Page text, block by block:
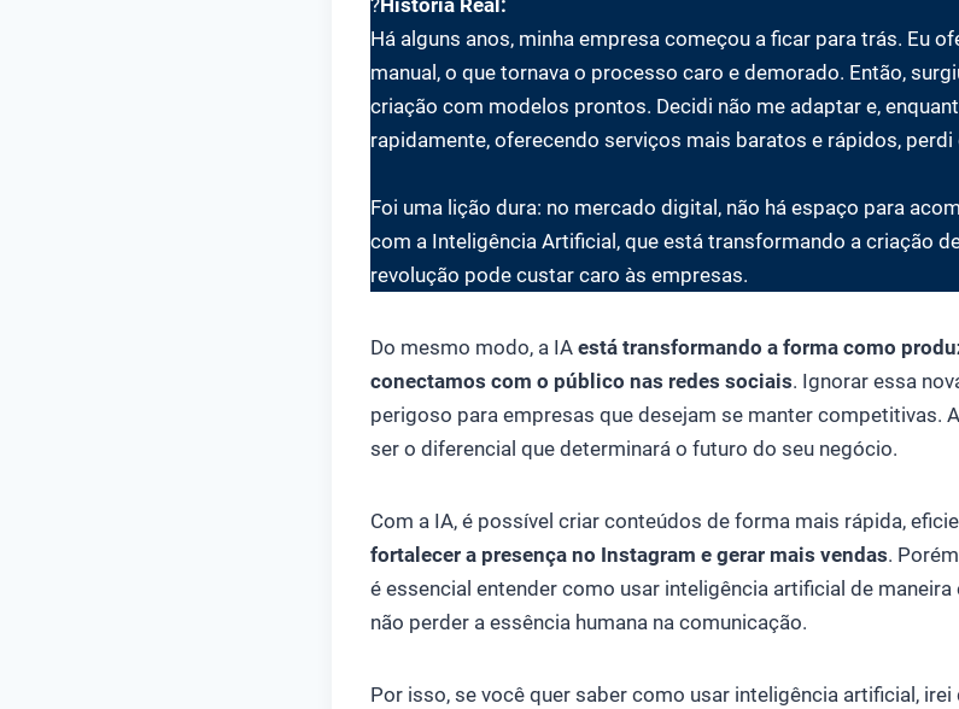
?História Real:
Há alguns anos, minha empresa começou a ficar para trás. Eu
manual, o que tornava o processo caro e demorado. Então,
criação com modelos prontos. Decidi não me adaptar e,
rapidamente, oferecendo serviços mais baratos e rápidos,
Foi uma lição dura: no mercado digital, não há espaço para
com a Inteligência Artificial, que está transformando a criação
revolução pode custar caro às empresas.
Do mesmo modo, a IA está transformando a forma como
conectamos com o público nas redes sociais. Ignorar essa
perigoso para empresas que desejam se manter competitivas.
ser o diferencial que determinará o futuro do seu negócio.
Com a IA, é possível criar conteúdos de forma mais rápida,
fortalecer a presença no Instagram e gerar mais vendas.
é essencial entender como usar inteligência artificial de
não perder a essência humana na comunicação.
Por isso, se você quer saber como usar inteligência artificial,